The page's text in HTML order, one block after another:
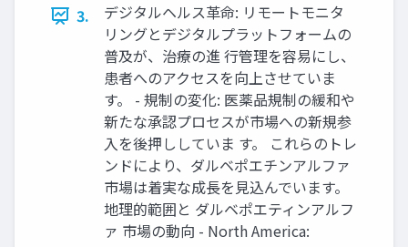
3.
デジタルヘルス革命: リモートモニタ
リングとデジタルプラットフォームの
普及が、治療の進 行管理を容易にし、
患者へのアクセスを向上させていま
す。 - 規制の変化: 医薬品規制の緩和や
新たな承認プロセスが市場への新規参
入を後押ししていま す。 これらのトレ
ンドにより、ダルベポエチンアルファ
市場は着実な成長を見込んでいます。
地理的範囲と ダルベポエティンアルフ
ァ 市場の動向 - North America: